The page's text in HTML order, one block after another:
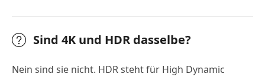
Sind 4K und HDR dasselbe?
Nein sind sie nicht. HDR steht für High Dynamic